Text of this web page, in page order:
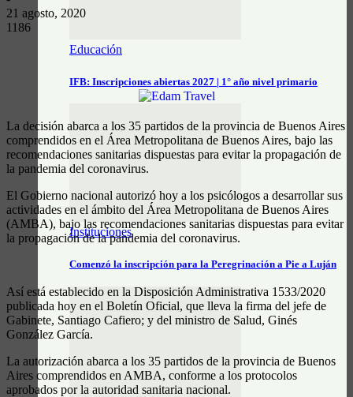
Educación
IFB: Inscripciones abiertas 2027 | 1° año nivel primario
Instituciones
Comenzó la inscripción para la Peregrinación a Pie a Luján
21 agosto, 2020
1186
La decisión abarca a los 35 partidos de la provincia de Buenos Aires
comprendidos en el Área Metropolitana de Buenos Aires, bajo las
recomendaciones sanitarias dispuestas para evitar la propagación de
la pandemia del coronavirus.
El Gobierno nacional autorizó hoy a los psicólogos a desarrollar sus
actividades en el ámbito del Área Metropolitana de Buenos Aires
(AMBA), bajo las recomendaciones sanitarias dispuestas para evitar
la propagación de la pandemia del coronavirus.
Así está establecido en la Disposición Administrativa 1533/2020
publicada hoy en el Boletín Oficial, que lleva la firma del jefe de
Gabinete, Santiago Cafiero; y del ministro de Salud, Ginés
González García.
La autorización abarca a los 35 partidos de la provincia de Buenos
Aires comprendidos en AMBA, conforme a los protocolos
aprobados por la autoridad sanitaria nacional.